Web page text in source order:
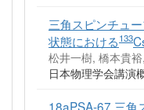
三角スピンチュ
状態における133
松井一樹, 橋本貴
日本物理学会講演
18aPSA-67 三角